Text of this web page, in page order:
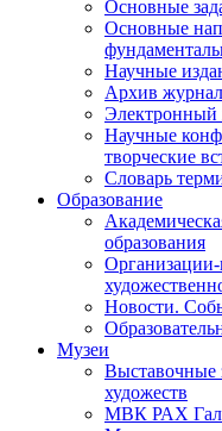
Основные
Основные
Научные
Архив
Научные
творческие
Словарь
Образование
образования
Новости.
Музеи
Выставочные
художеств
МВК РАХ